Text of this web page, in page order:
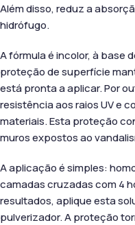
Além disso, reduz a
hidrófugo.
A fórmula é incolor, à base
proteção de superfície
está pronta a aplicar. Por
resistência aos raios UV e
materiais. Esta proteção
muros expostos ao
A aplicação é simples:
camadas cruzadas com 4
resultados, aplique esta
pulverizador. A proteção